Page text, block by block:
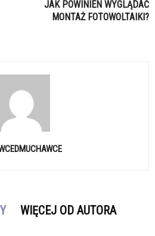
JAK POWINIEN WYGLĄDAĆ
MONTAŻ FOTOWOLTAIKI?
WIĘCEJ OD AUTORA